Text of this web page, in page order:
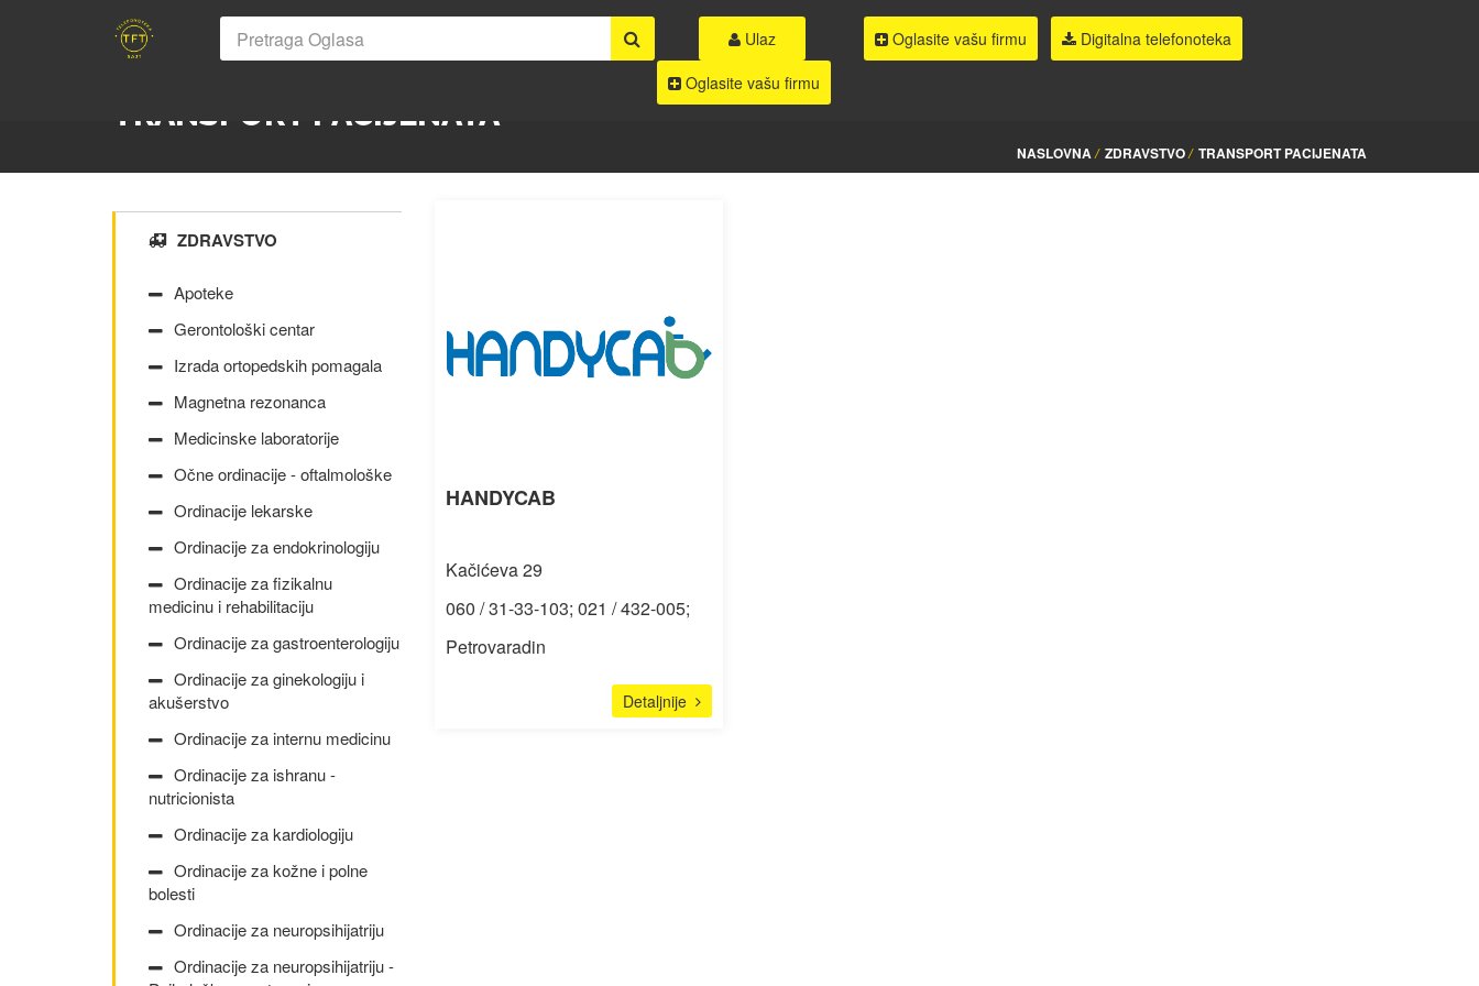
Ulaz
Oglasite vašu firmu
Oglasite vašu firmu Digitalna telefonoteka
TRANSPORT PACIJENATA
NASLOVNA/ ZDRAVSTVO/ TRANSPORT PACIJENATA
HANDYCAB
Kačićeva 29
060 / 31-33-103; 021 / 432-005;
Petrovaradin
Detaljnije
ZDRAVSTVO
Apoteke
Gerontološki centar
Izrada ortopedskih pomagala
Magnetna rezonanca
Medicinske laboratorije
Očne ordinacije - oftalmološke
Ordinacije lekarske
Ordinacije za endokrinologiju
Ordinacije za fizikalnu
medicinu i rehabilitaciju
Ordinacije za gastroenterologiju
Ordinacije za ginekologiju i
akušerstvo
Ordinacije za internu medicinu
Ordinacije za ishranu -
nutricionista
Ordinacije za kardiologiju
Ordinacije za kožne i polne
bolesti
Ordinacije za neuropsihijatriju
Ordinacije za neuropsihijatriju -